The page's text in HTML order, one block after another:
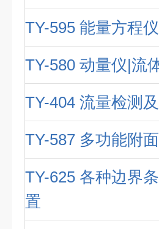
TY-595 能量方程
TY-580 动量仪|流
TY-404 流量检测
TY-587 多功能附
TY-625 各种边界
置